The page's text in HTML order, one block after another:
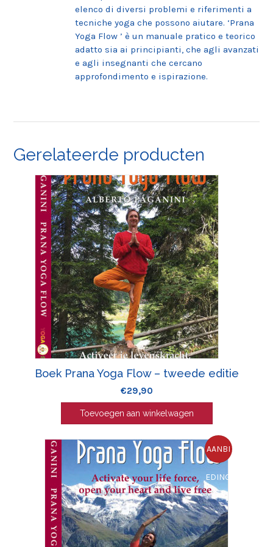
elenco di diversi problemi e riferimenti a
tecniche yoga che possono aiutare. ‘Prana
Yoga Flow ’ è un manuale pratico e teorico
adatto sia ai principianti, che agli avanzati
e agli insegnanti che cercano
approfondimento e ispirazione.
Gerelateerde producten
Boek Prana Yoga Flow – tweede editie
€29,90
Toevoegen aan winkelwagen
AANBI
EDING!